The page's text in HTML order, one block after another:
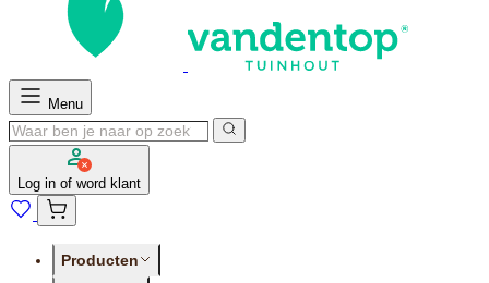
Menu
Log in of word klant
Producten